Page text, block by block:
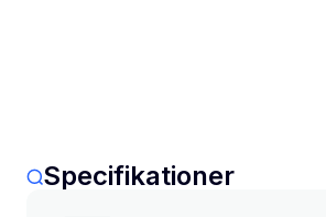
Specifikationer